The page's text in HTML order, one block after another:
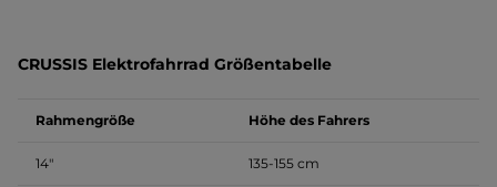
CRUSSIS Elektrofahrrad Größentabelle
Rahmengröße Höhe des Fahrers
14″ 135-155 cm